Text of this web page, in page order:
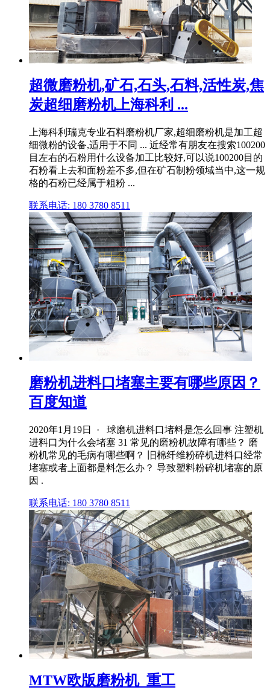
超微磨粉机,矿石,石头,石料,活性炭,焦
炭超细磨粉机上海科利 ...
上海科利瑞克专业石料磨粉机厂家,超细磨粉机是加工超
细微粉的设备,适用于不同 ... 近经常有朋友在搜索100200
目左右的石粉用什么设备加工比较好,可以说100200目的
石粉看上去和面粉差不多,但在矿石制粉领域当中,这一规
格的石粉已经属于粗粉 ...
联系电话: 180 3780 8511
磨粉机进料口堵塞主要有哪些原因？
百度知道
2020年1月19日 · 球磨机进料口堵料是怎么回事 注塑机
进料口为什么会堵塞 31 常见的磨粉机故障有哪些？ 磨
粉机常见的毛病有哪些啊？ 旧棉纤维粉碎机进料口经常
堵塞或者上面都是料怎么办？ 导致塑料粉碎机堵塞的原
因 .
联系电话: 180 3780 8511
MTW欧版磨粉机_重工